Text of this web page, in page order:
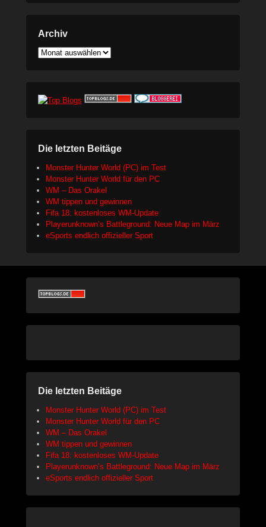
Archiv
Archiv
Die letzten Beitäge
Monster Hunter World (PC) im Test
Monster Hunter World für den PC
WM – Das Orakel
WM tippen und gewinnen
Fifa 18: kostenloses WM-Update
Playerunknown’s Battleground: Neue Map im März
eSports endlich offizieller Sport
Die letzten Beitäge
Monster Hunter World (PC) im Test
Monster Hunter World für den PC
WM – Das Orakel
WM tippen und gewinnen
Fifa 18: kostenloses WM-Update
Playerunknown’s Battleground: Neue Map im März
eSports endlich offizieller Sport